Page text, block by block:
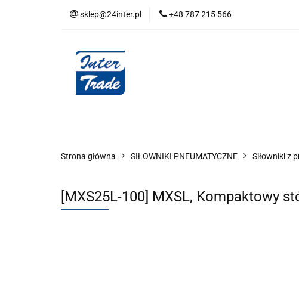
sklep@24inter.pl +48 787 215 566
AUDYT SPRĘŻONEGO POWIETRZA SERIA J
AUDYT SPRĘŻONEGO
Strona główna SIŁOWNIKI PNEUMATYCZNE Siłowniki z
[MXS25L-100] MXSL, Kompaktowy